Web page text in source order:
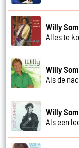
Willy
Alles te
Willy
Als de
Willy
Als een